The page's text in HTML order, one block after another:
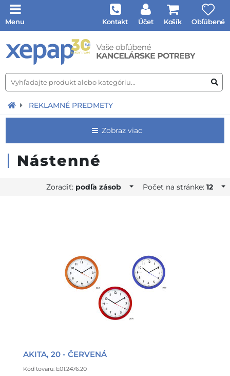
Menu Kontakt Účet Košík Obľúbené
REKLAMNÉ PREDMETY
Zobraz viac
Nástenné
Zoradiť: podľa zásob Počet na stránke:12
AKITA, 20 - ČERVENÁ
Kód tovaru: E01.2476.20